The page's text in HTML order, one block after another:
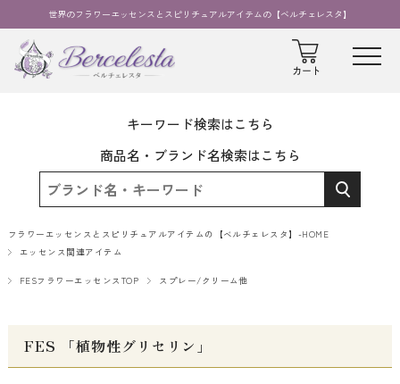
世界のフラワーエッセンスとスピリチュアルアイテムの【ベルチェレスタ】
キーワード検索はこちら
商品名・ブランド名検索はこちら
フラワーエッセンスとスピリチュアルアイテムの【ベルチェレスタ】-HOME
エッセンス関連アイテム
FESフラワーエッセンスTOP スプレー/クリーム他
FES 「植物性グリセリン」